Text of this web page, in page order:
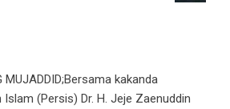
Bersama kakanda
(Persis) ​Dr. H. Jeje Zaenuddin